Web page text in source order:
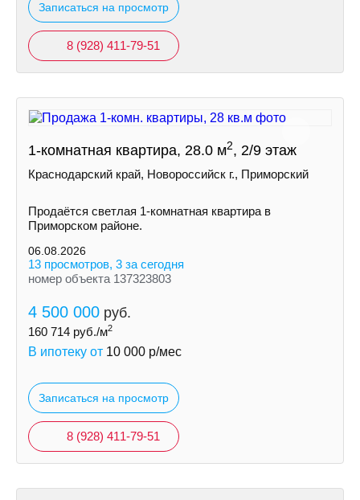
Записаться на просмотр
8 (928) 411-79-51
1-комнатная квартира, 28.0 м2, 2/9 этаж
Краснодарский край, Новороссийск г., Приморский
Продаётся светлая 1-комнатная квартира в
Приморском районе.
06.08.2026
13 просмотров, 3 за сегодня
номер объекта 137323803
4 500 000 руб.
160 714 руб./м2
В ипотеку от 10 000 р/мес
Записаться на просмотр
8 (928) 411-79-51